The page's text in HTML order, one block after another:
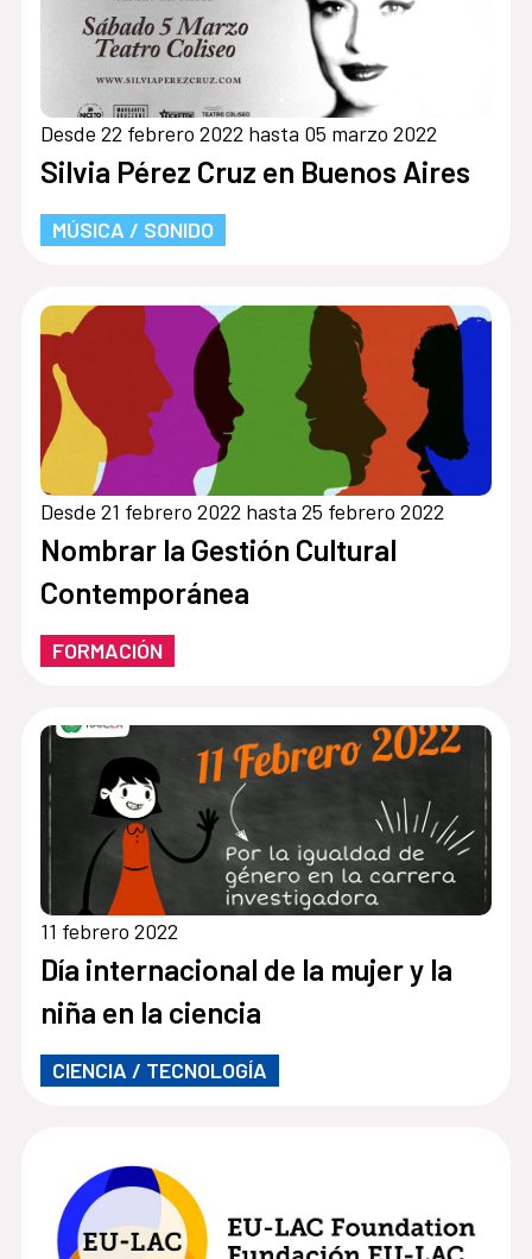
Desde 22 febrero 2022 hasta 05 marzo 2022
Silvia Pérez Cruz en Buenos Aires
MÚSICA / SONIDO
Desde 21 febrero 2022 hasta 25 febrero 2022
Nombrar la Gestión Cultural
Contemporánea
FORMACIÓN
11 febrero 2022
Día internacional de la mujer y la
niña en la ciencia
CIENCIA / TECNOLOGÍA